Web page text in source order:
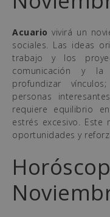
Acuario vivirá un
sociales. Las ideas
trabajo y los
comunicación y la
profundizar
personas
requiere equilibrio
estrés excesivo.
oportunidades y